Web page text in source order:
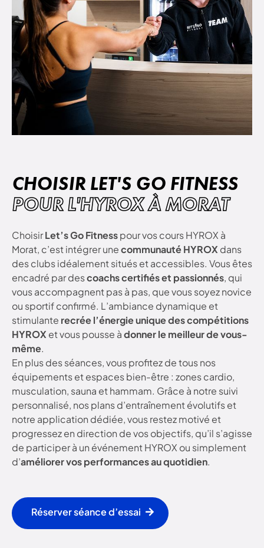
CHOISIR LET'S GO FITNESS
POUR L'HYROX À MORAT
ChoisirLet’s Go Fitnesspour vos cours HYROX à
Morat, c’est intégrer unecommunauté HYROX dans
des clubs idéalement situés et accessibles. Vous êtes
encadré par descoachs certifiés et passionnés, qui
vous accompagnent pas à pas, que vous soyez novice
ou sportif confirmé. L’ambiance dynamique et
stimulante recrée l’énergie unique des compétitions
HYROX et vous pousse àdonner le meilleur de vous-
même.
En plus des séances, vous profitez de tous nos
équipements et espaces bien-être : zones cardio,
musculation, sauna et hammam. Grâce à notre suivi
personnalisé, nos plans d’entraînement évolutifs et
notre application dédiée, vous restez motivé et
progressez en direction de vos objectifs, qu’il s’agisse
de participer à un événement HYROX ou simplement
d’améliorer vos performances au quotidien.
Réserver séance d’essai